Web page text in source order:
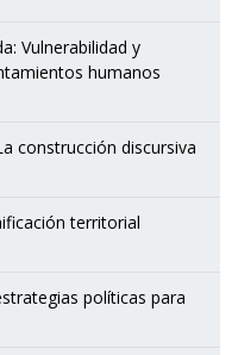
Vulnerabilidad y
humanos
construcción discursiva
territorial
políticas para